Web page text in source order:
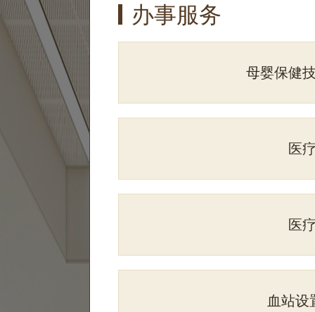
办事服务
母婴保健
医
医
血站设